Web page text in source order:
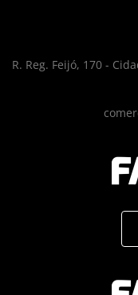
R. Reg. Feijó, 170 -